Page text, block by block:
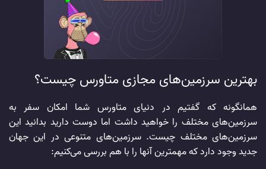
بهترین سرزمین‌های مجازی متاورس چیست؟
همانگونه که گفتیم در دنیای متاورس شما امکان سفر به
سرزمین‌های مختلف را خواهید داشت اما دوست دارید بدانید این
سرزمین‌های مختلف چیست. سرزمین‌های متنوعی در این جهان
جدید وجود دارد که مهمترین آنها را با هم بررسی می‌کنیم: